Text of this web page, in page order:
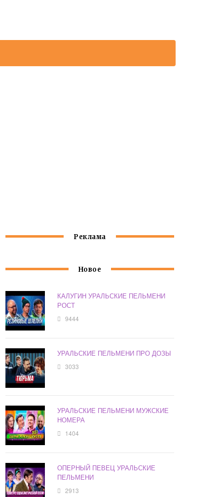
Реклама
Новое
КАЛУГИН УРАЛЬСКИЕ ПЕЛЬМЕНИ
РОСТ
9444
УРАЛЬСКИЕ ПЕЛЬМЕНИ ПРО ДОЗЫ
3033
УРАЛЬСКИЕ ПЕЛЬМЕНИ МУЖСКИЕ
НОМЕРА
1404
ОПЕРНЫЙ ПЕВЕЦ УРАЛЬСКИЕ
ПЕЛЬМЕНИ
2913